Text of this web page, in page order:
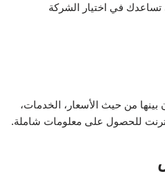
تساعدك في اختيار الشركة
من حيث الأسعار، الخدمات،
للحصول على معلومات شاملة.